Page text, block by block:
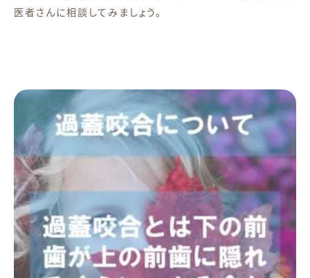
医者さんに相談してみましょう。